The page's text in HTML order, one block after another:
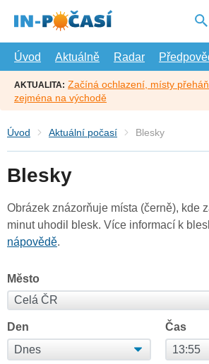
hlavní
Úvod
Aktuálně Radar
AKTUALITA: Začíná ochlazení, místy
zejména na východě
Úvod Aktuální počasí Blesky
Blesky
Obrázek znázorňuje místa (černě), kde
minut uhodil blesk. Více informací k
nápovědě.
Město
Den Čas